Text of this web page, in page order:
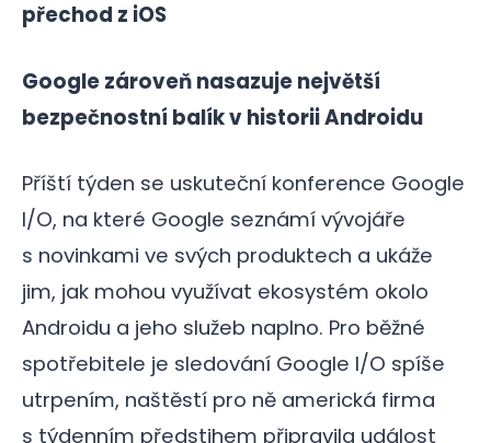
přechod z iOS
Google zároveň nasazuje největší
bezpečnostní balík v historii Androidu
Příští týden se uskuteční konference Google
I/O, na které Google seznámí vývojáře
s novinkami ve svých produktech a ukáže
jim, jak mohou využívat ekosystém okolo
Androidu a jeho služeb naplno. Pro běžné
spotřebitele je sledování Google I/O spíše
utrpením, naštěstí pro ně americká firma
s týdenním předstihem připravila událost